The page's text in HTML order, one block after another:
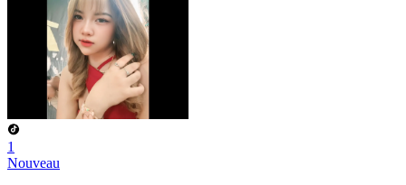
1
Nouveau